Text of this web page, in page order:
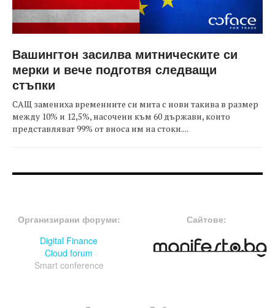
Вашингтон засилва митническите си
мерки и вече подготвя следващи
стъпки
САЩ замениха временните си мита с нови такива в размер
между 10% и 12,5%, насочени към 60 държави, които
представляват 99% от вноса им на стоки....
Организирани форуми:
Digital Finance
Cloud forum
Smart conference
Сайтове: